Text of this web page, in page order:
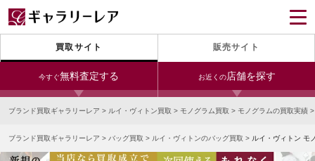
買取サイト 販売サイト
今すぐ無料査定する お近くの店舗を探す
24時間受付（対応時間10:00～19:00）
銀座本店 青山表参道店 新宿東口店
ブランド買取ギャラリーレア > ルイ・ヴィトン買取 > モノグラム買取 > モノグラムの買取実績
ブランド買取ギャラリーレア > バッグ買取 > ルイ・ヴィトンのバッグ買取 > ルイ・ヴィトン モ